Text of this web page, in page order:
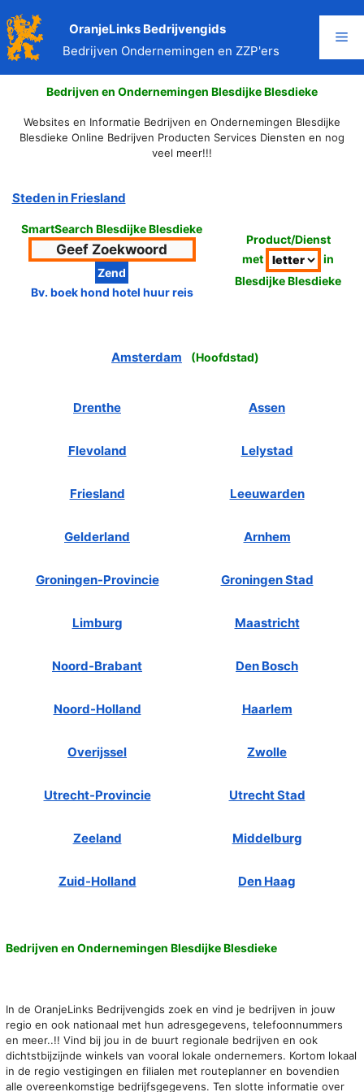
naar
de
inhoud
OranjeLinks Bedrijvengids
Bedrijven Ondernemingen en ZZP'ers
Bedrijven en Ondernemingen Blesdijke Blesdieke
Websites en Informatie Bedrijven en Ondernemingen Blesdijke
Blesdieke Online Bedrijven Producten Services Diensten en nog
veel meer!!!
Steden in Friesland
SmartSearch Blesdijke Blesdieke
Bv. boek hond hotel huur reis
Product/Dienst
met
in
Blesdijke Blesdieke
Amsterdam (Hoofdstad)
Drenthe Assen
Flevoland Lelystad
Friesland Leeuwarden
Gelderland Arnhem
Groningen-Provincie Groningen Stad
Limburg Maastricht
Noord-Brabant Den Bosch
Noord-Holland Haarlem
Overijssel Zwolle
Utrecht-Provincie Utrecht Stad
Zeeland Middelburg
Zuid-Holland Den Haag
Bedrijven en Ondernemingen Blesdijke Blesdieke
In de OranjeLinks Bedrijvengids zoek en vind je bedrijven in jouw
regio en ook nationaal met hun adresgegevens, telefoonnummers
en meer..!! Vind bij jou in de buurt regionale bedrijven en ook
dichtstbijzijnde winkels van vooral lokale ondernemers. Kortom lokaal
in de regio vestigingen en filialen met routeplanner en bovendien
alle overeenkomstige bedrijfsgegevens. Ten slotte informatie over